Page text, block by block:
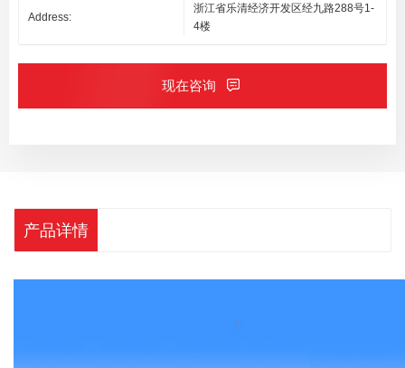
Address:
浙江省乐清经济开发区经九路288号1-
4楼
现在咨询
产品详情